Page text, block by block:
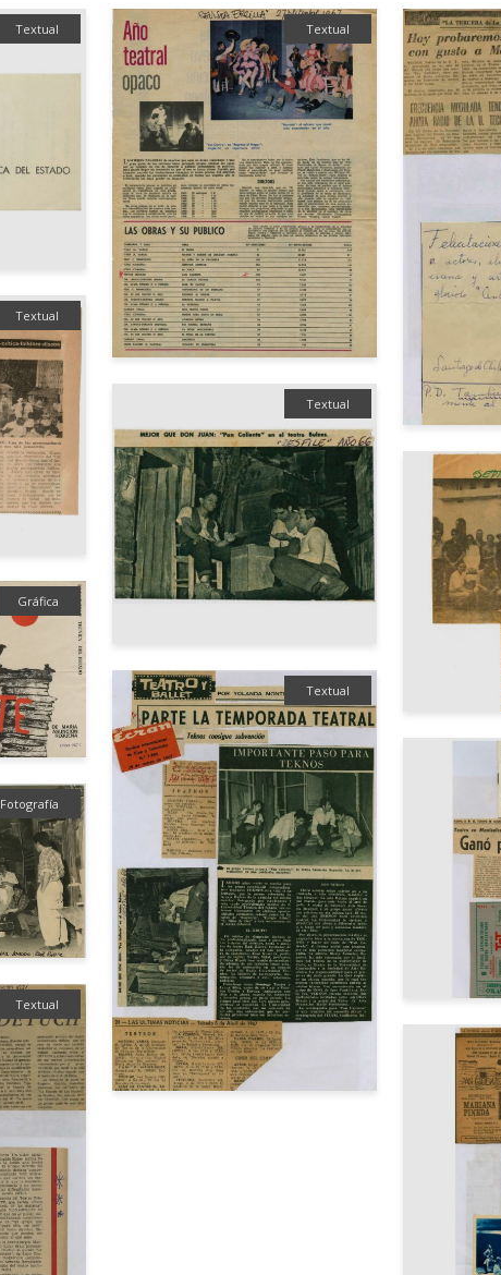
Textual
Textual
Gráfica
Fotografía
Textual
Textual
Textual
Textual